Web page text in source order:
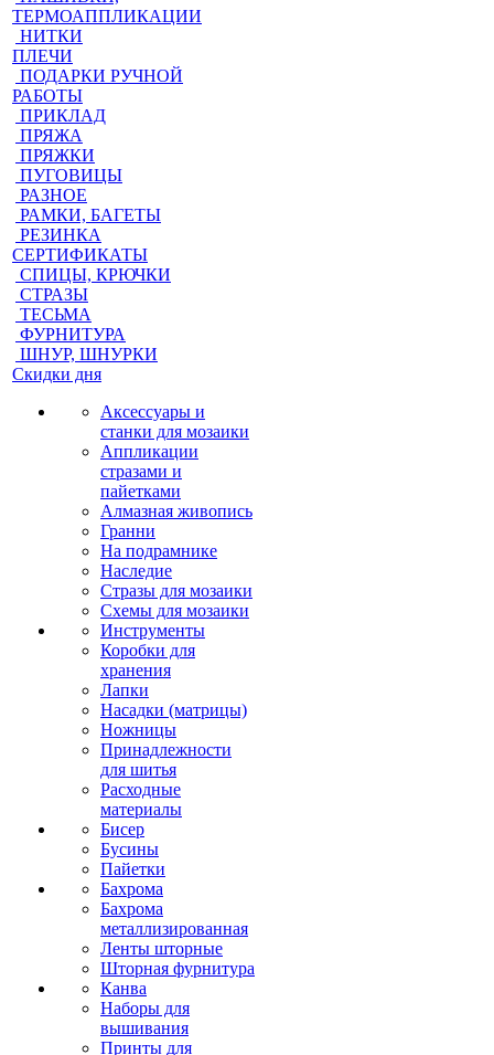
ТЕРМОАППЛИКАЦИИ
НИТКИ
ПЛЕЧИ
ПОДАРКИ РУЧНОЙ
РАБОТЫ
ПРИКЛАД
ПРЯЖА
ПРЯЖКИ
ПУГОВИЦЫ
РАЗНОЕ
РАМКИ, БАГЕТЫ
РЕЗИНКА
СЕРТИФИКАТЫ
СПИЦЫ, КРЮЧКИ
СТРАЗЫ
ТЕСЬМА
ФУРНИТУРА
ШНУР, ШНУРКИ
Скидки дня
Аксессуары и
станки для мозаики
Аппликации
стразами и
пайетками
Алмазная живопись
Гранни
На подрамнике
Наследие
Стразы для мозаики
Схемы для мозаики
Инструменты
Коробки для
хранения
Лапки
Насадки (матрицы)
Ножницы
Принадлежности
для шитья
Расходные
материалы
Бисер
Бусины
Пайетки
Бахрома
Бахрома
металлизированная
Ленты шторные
Шторная фурнитура
Канва
Наборы для
вышивания
Принты для